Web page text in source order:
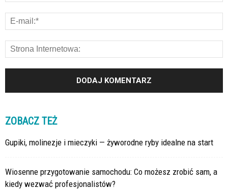
ZOBACZ TEŻ
Gupiki, molinezje i mieczyki — żyworodne ryby idealne na start
Wiosenne przygotowanie samochodu: Co możesz zrobić sam, a
kiedy wezwać profesjonalistów?